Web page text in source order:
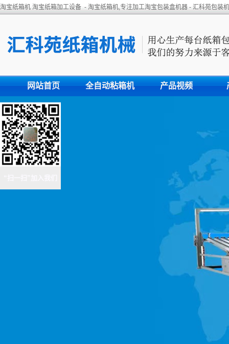
淘宝纸箱机 淘宝纸箱加工设备 - 淘宝纸箱机,专注加工淘宝包装盒机器 - 汇科苑包装
网站首页 全自动粘箱机 产品视频